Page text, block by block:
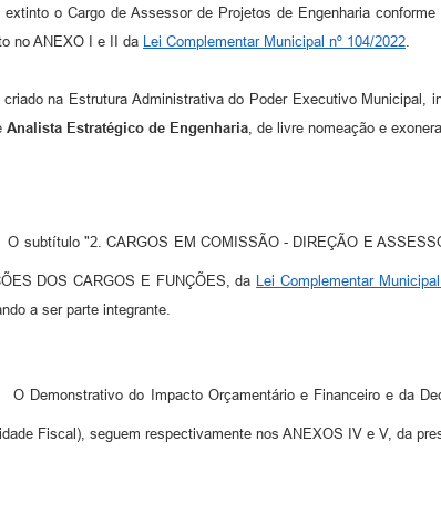
extinto o Cargo de Assessor de Projetos de Engenharia
no ANEXO I e II da Lei Complementar Municipal nº 104/2022
na Estrutura Administrativa do Poder Executivo Municipal,
Analista Estratégico de Engenharia , de livre nomeação e
O subtítulo "2. CARGOS EM COMISSÃO - DIREÇÃO E
DOS CARGOS E FUNÇÕES, da Lei Complementar
a ser parte integrante.
O Demonstrativo do Impacto Orçamentário e Financeiro e da
Fiscal), seguem respectivamente nos ANEXOS IV e V, da